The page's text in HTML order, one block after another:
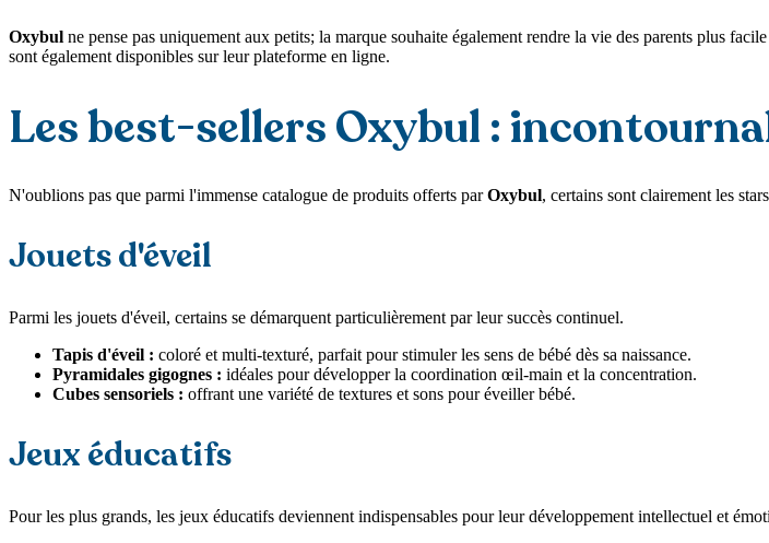
Oxybul ne pense pas uniquement aux petits; la marque souhaite également rendre la vie des parents plus
sont également disponibles sur leur plateforme en ligne.
Les best-sellers Oxybul :
N'oublions pas que parmi l'immense catalogue de produits offerts parOxybul, certains sont clairement les
Jouets d'éveil
Parmi les jouets d'éveil, certains se démarquent particulièrement par leur succès continuel.
Tapis d'éveil : coloré et multi-texturé, parfait pour stimuler les sens de bébé dès sa naissance.
Pyramidales gigognes : idéales pour développer la coordination œil-main et la concentration.
Cubes sensoriels : offrant une variété de textures et sons pour éveiller bébé.
Jeux éducatifs
Pour les plus grands, les jeux éducatifs deviennent indispensables pour leur développement intellectuel et